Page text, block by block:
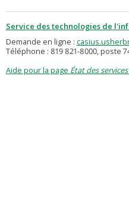
Service des technologies de
Demande en ligne :
Téléphone : 819 821-8000, poste
Aide pour la page État des